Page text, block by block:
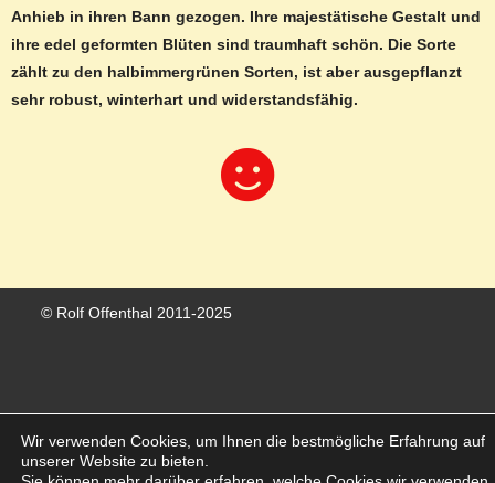
Anhieb in ihren Bann gezogen. Ihre majestätische Gestalt und
ihre edel geformten Blüten sind traumhaft schön. Die Sorte
zählt zu den halbimmergrünen Sorten, ist aber ausgepflanzt
sehr robust, winterhart und widerstandsfähig.
© Rolf Offenthal 2011-2025
Vertrag widerrufen
Wir verwenden Cookies, um Ihnen die bestmögliche Erfahrung auf
unserer Website zu bieten.